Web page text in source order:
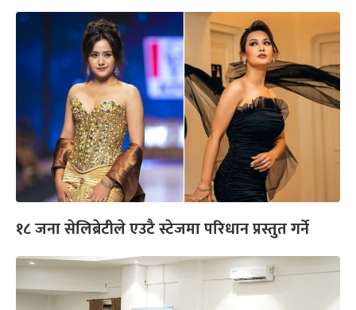
१८ जना सेलिब्रेटीले एउटै स्टेजमा परिधान प्रस्तुत गर्ने